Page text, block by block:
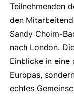
Teilnehmenden
den
Sandy Choim-
nach London.
Einblicke in eine
Europas,
echtes